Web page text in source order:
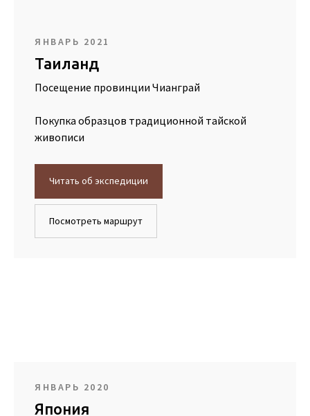
ЯНВАРЬ 2021
Таиланд
Посещение провинции Чианграй
Покупка образцов традиционной тайской
живописи
Читать об экспедиции
Посмотреть маршрут
ЯНВАРЬ 2020
Япония